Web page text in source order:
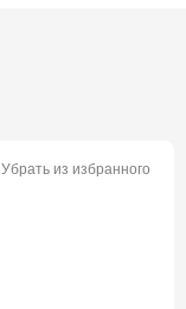
Убрать из избранного